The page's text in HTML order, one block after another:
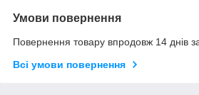
Умови повернення
Повернення товару впродовж 14 днів
Всі умови повернення